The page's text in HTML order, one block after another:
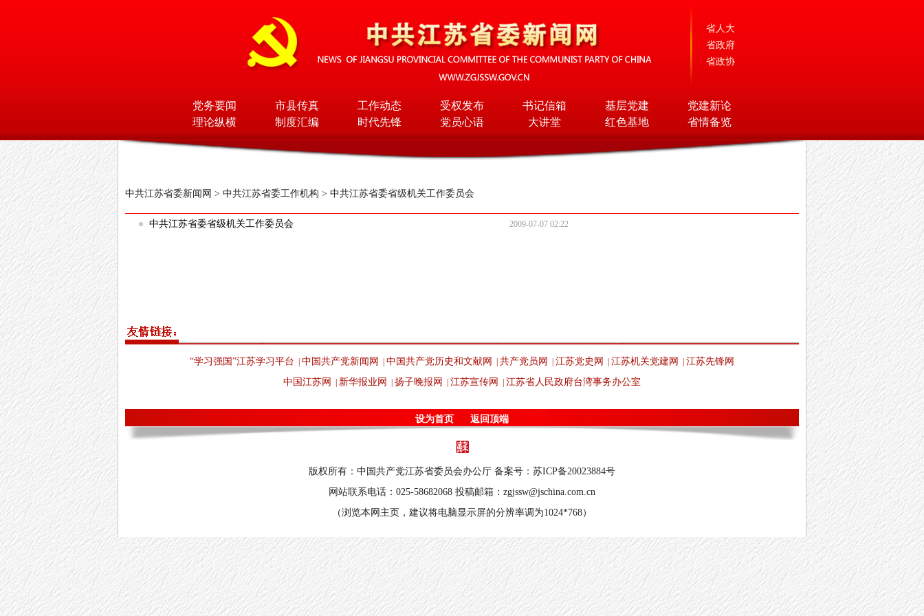
省人大
省政府
省政协
党务要闻 市县传真 工作动态 受权发布 书记信箱 基层党建
党建新论
理论纵横
制度汇编 时代先锋 党员心语 大讲堂 红色基地 省情备览
中共江苏省委新闻网 > 中共江苏省委工作机构 > 中共江苏省委省级机关工作委员会
2009-07-07 02:22
中共江苏省委省级机关工作委员会
“学习强国”江苏学习平台 中国共产党新闻网 中国共产党历史和文献网 共产党员网 江苏党史网 江苏机关党建网
江苏先锋网
中国江苏网
新华报业网 扬子晚报网 江苏宣传网 江苏省人民政府台湾事务办公室
设为首页 返回顶端
版权所有：中国共产党江苏省委员会办公厅 备案号：苏ICP备20023884号
网站联系电话：025-58682068 投稿邮箱：zgjssw@jschina.com.cn
（浏览本网主页，建议将电脑显示屏的分辨率调为1024*768）